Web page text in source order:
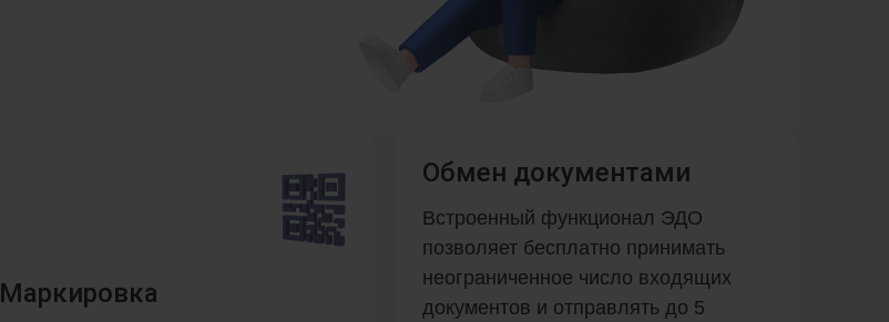
Маркировка
Обмен документами
Встроенный функционал ЭДО
позволяет бесплатно принимать
неограниченное число входящих
документов и отправлять до 5